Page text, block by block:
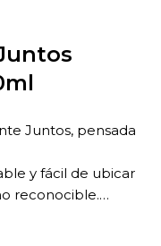
Juntos, pensada
y fácil de ubicar
reconocible.